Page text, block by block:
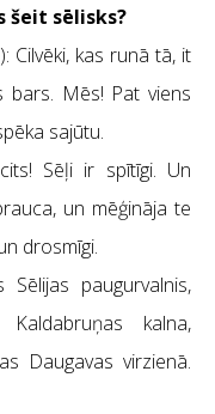
šeit sēlisks?
Cilvēki, kas runā tā, it
bars. Mēs! Pat viens
sajūtu.
Sēļi ir spītīgi. Un
un mēģināja te
drosmīgi.
paugurvalnis,
kalna,
Daugavas virzienā.